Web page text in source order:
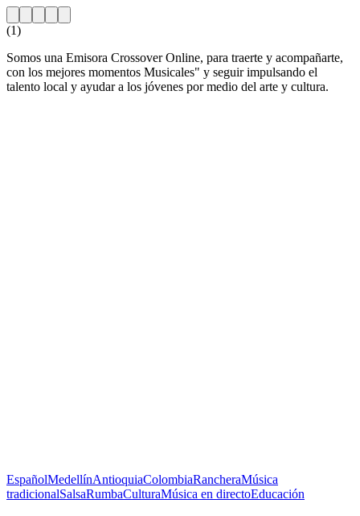
(1)
Somos una Emisora Crossover Online, para traerte y acompañarte,
con los mejores momentos Musicales" y seguir impulsando el
talento local y ayudar a los jóvenes por medio del arte y cultura.
EspañolMedellínAntioquiaColombiaRancheraMúsica
tradicionalSalsaRumbaCulturaMúsica en directoEducación